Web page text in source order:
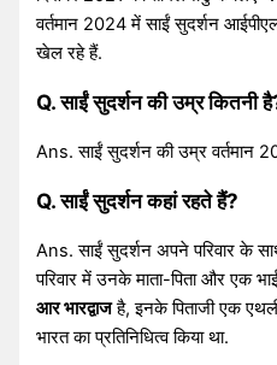
वर्तमान 2024 में साईं सुदर्शन
खेल रहे हैं.
Q. साईं सुदर्शन की उम्र कितनी
Ans. साईं सुदर्शन की उम्र वर्तमान
Q. साईं सुदर्शन कहां रहते हैं?
Ans. साईं सुदर्शन अपने परिवार के
परिवार में उनके माता-पिता और एक
आर भारद्वाजहै, इनके पिताजी एक
भारत का प्रतिनिधित्व किया था.